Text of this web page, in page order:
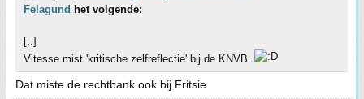
Felagund het volgende:
[..]
Vitesse mist 'kritische zelfreflectie' bij de KNVB.
Dat miste de rechtbank ook bij Fritsie